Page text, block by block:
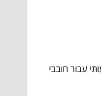
עבור חובבי